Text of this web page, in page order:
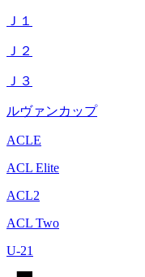
Ｊ１
Ｊ２
Ｊ３
ルヴァンカップ
ACLE
ACL Elite
ACL2
ACL Two
U-21